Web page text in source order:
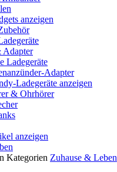
anzeigen
Adapter
Ladegeräte
Adapter
Ladegeräte anzeigen
& Ohrhörer
anzeigen
Kategorien Zuhause & Leben